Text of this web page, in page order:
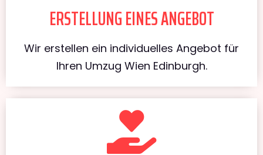
ERSTELLUNG EINES ANGEBOT
Wir erstellen ein individuelles Angebot für
Ihren Umzug Wien Edinburgh.